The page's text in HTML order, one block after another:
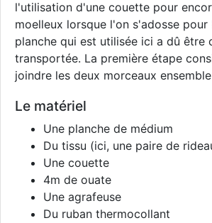
l'utilisation d'une couette pour
moelleux lorsque l'on s'adosse pour
planche qui est utilisée ici a dû être
transportée. La première étape
joindre les deux morceaux
Le matériel
Une planche de médium
Du tissu (ici, une paire de
Une couette
4m de ouate
Une agrafeuse
Du ruban thermocollant